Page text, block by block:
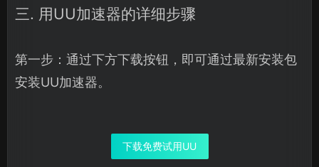
三. 用UU加速器的详细步骤
第一步：通过下方下载按钮，即可通过最新安装包
安装UU加速器。
下载免费试用UU